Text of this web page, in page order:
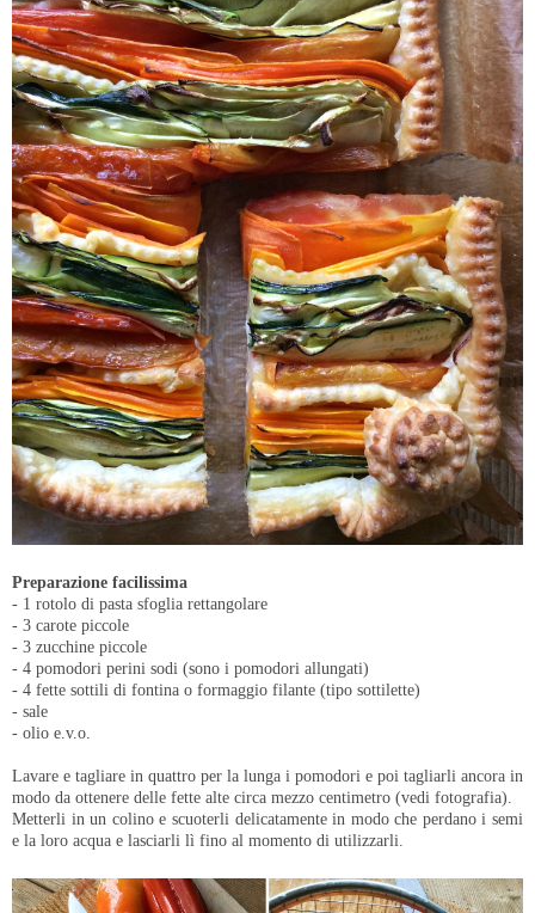
Preparazione facilissima
- 1 rotolo di pasta sfoglia rettangolare
- 3 carote piccole
- 3 zucchine piccole
- 4 pomodori perini sodi (sono i pomodori allungati)
- 4 fette sottili di fontina o formaggio filante (tipo sottilette)
- sale
- olio e.v.o.
Lavare e tagliare in quattro per la lunga i pomodori e poi tagliarli ancora in
modo da ottenere delle fette alte circa mezzo centimetro (vedi fotografia).
Metterli in un colino e scuoterli delicatamente in modo che perdano i semi
e la loro acqua e lasciarli lì fino al momento di utilizzarli.